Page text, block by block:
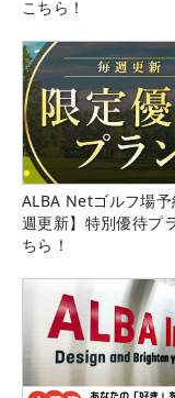
こちら！
ALBA Netゴルフ場
週更新】特別優待プ
ちら！